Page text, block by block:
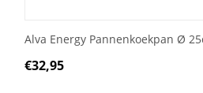
Alva Energy Pannenkoekpan Ø
€32,95